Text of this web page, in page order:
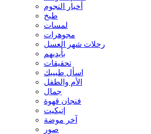
أخبار النجوم
طبخ
لمسات
مجوهرات
رحلات شهر العسل
بأيديهم
تحقيقات
اسأل طبيبك
الأم والطفل
جمال
فنجان قهوة
إتيكيت
آخر موضة
صور